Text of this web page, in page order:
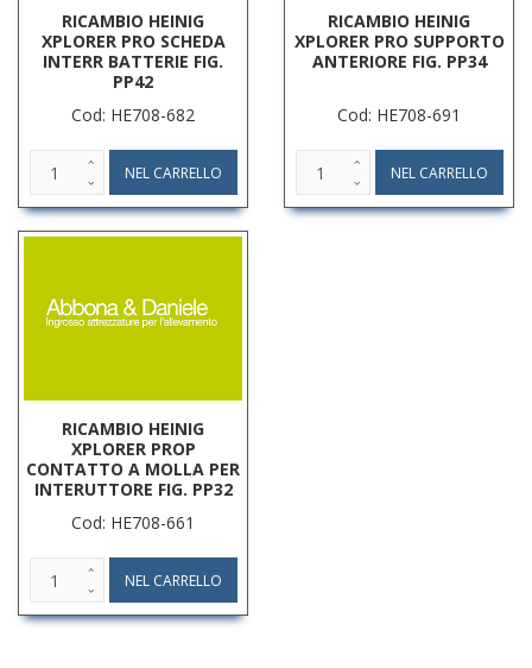
RICAMBIO HEINIG
XPLORER PRO SCHEDA
INTERR BATTERIE FIG.
PP42
Cod: HE708-682
RICAMBIO HEINIG
XPLORER PRO SUPPORTO
ANTERIORE FIG. PP34
Cod: HE708-691
RICAMBIO HEINIG
XPLORER PROP
CONTATTO A MOLLA PER
INTERUTTORE FIG. PP32
Cod: HE708-661